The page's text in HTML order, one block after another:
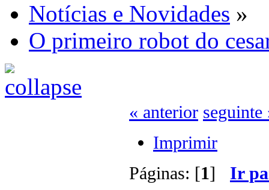
Notícias e Novidades »
O primeiro robot do
« anterior seguinte
Imprimir
Páginas: [1] Ir